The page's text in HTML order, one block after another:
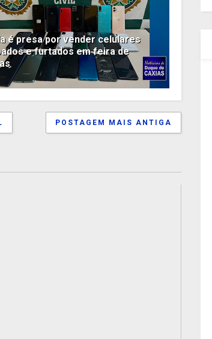
é presa por vender celulares
e furtados em feira de
POSTAGEM MAIS ANTIGA